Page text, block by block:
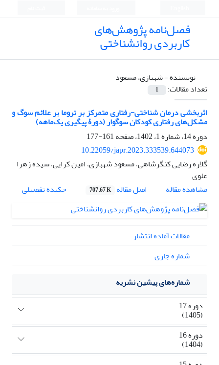
فصل‌نامه پژوهش‌های
کاربردی روانشناختی
نویسنده =شهبازی، مسعود
تعداد مقالات:
1
اثربخشی درمان شناختی-رفتاری متمرکز بر تروما بر علائم سوگ و
مشکل‌های رفتاری کودکان سوگوار (دورۀ پیگیری یک‌ماهه)
دوره 14، شماره 1، 1402، صفحه
161-177
10.22059/japr.2023.333539.644073
گلاره رضایی کنگرشاهی، مسعود شهبازی، امین کرایی، سیده زهرا
علوی
مشاهده مقاله
اصل مقاله 707.67 K چکیده تفصیلی
مقالات آماده انتشار
شماره جاری
شماره‌های پیشین نشریه
دوره 17
(1405)
دوره 16
(1404)